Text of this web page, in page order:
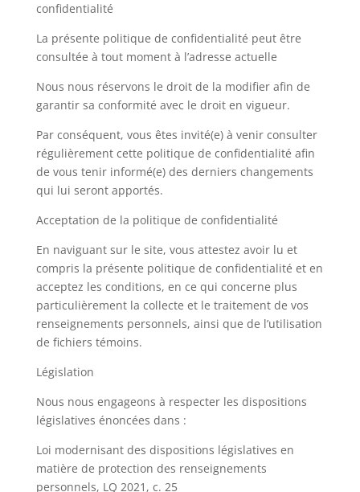
confidentialité
La présente politique de confidentialité peut être
consultée à tout moment à l’adresse actuelle
Nous nous réservons le droit de la modifier afin de
garantir sa conformité avec le droit en vigueur.
Par conséquent, vous êtes invité(e) à venir consulter
régulièrement cette politique de confidentialité afin
de vous tenir informé(e) des derniers changements
qui lui seront apportés.
Acceptation de la politique de confidentialité
En naviguant sur le site, vous attestez avoir lu et
compris la présente politique de confidentialité et en
acceptez les conditions, en ce qui concerne plus
particulièrement la collecte et le traitement de vos
renseignements personnels, ainsi que de l’utilisation
de fichiers témoins.
Législation
Nous nous engageons à respecter les dispositions
législatives énoncées dans :
Loi modernisant des dispositions législatives en
matière de protection des renseignements
personnels, LQ 2021, c. 25